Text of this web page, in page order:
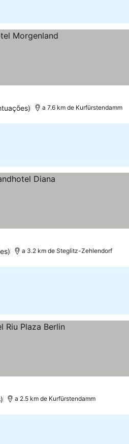
a 7.6 km de Kurfürstendamm
a 3.2 km de Steglitz-Zehlendorf
a 2.5 km de Kurfürstendamm